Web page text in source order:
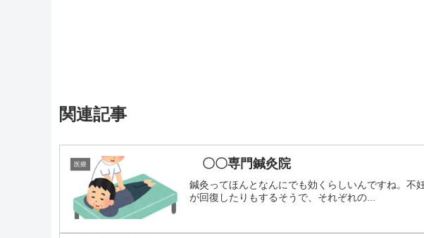
関連記事
医療 〇〇専門鍼灸院
鍼灸ってほんとなんにでも効くらしいんですね。不
が回復したりもするそうで、それぞれの...